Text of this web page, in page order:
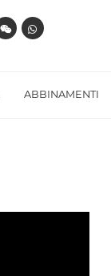
ABBINAMENTI